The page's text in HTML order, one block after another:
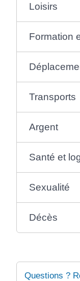
Loisirs
Formation
Transports
Argent
Santé et
Sexualité
Décès
Questions ?